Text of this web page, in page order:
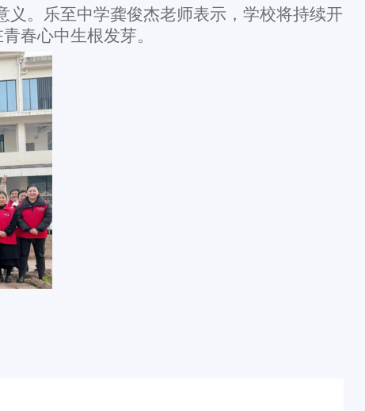
义。乐至中学龚俊杰老师表示，学校将持续开
春心中生根发芽。